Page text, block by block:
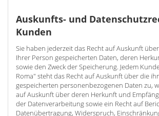
Auskunfts- und
Kunden
Sie haben jederzeit das Recht auf Auskunft
Ihrer Person gespeicherten Daten, deren
sowie den Zweck der Speicherung. Jedem
Roma" steht das Recht auf Auskunft über die
gespeicherten personenbezogenen Daten zu,
auf Auskunft über deren Herkunft und
der Datenverarbeitung sowie ein Recht auf
Datenübertragung, Widerspruch,